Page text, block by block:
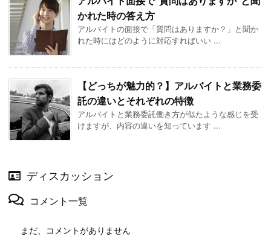
かれた時の答え方
アルバイトの面接で「質問はありますか？」と聞か
れた時にはどのように対応すればいい ...
【どっちが魅力的？】アルバイトと業務委
託の違いとそれぞれの特徴
アルバイトと業務委託働き方が似たような感じを受
けますが、内容の違いを知っています ...
ディスカッション
コメント一覧
まだ、コメントがありません